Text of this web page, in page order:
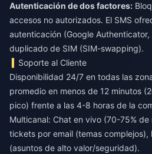
Autenticación de dos factores:
accesos no autorizados. El SMS
autenticación (Google
duplicado de SIM (SIM-swapping).
Soporte al Cliente
Disponibilidad 24/7 en todas las
promedio en menos de 12 minutos
pico) frente a las 4-8 horas de la
Multicanal: Chat en vivo (70-75% de
tickets por email (temas complejos),
(asuntos de alto valor/seguridad).